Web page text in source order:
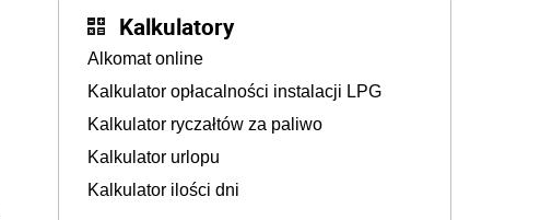
Kalkulatory
Alkomat online
Kalkulator opłacalności instalacji LPG
Kalkulator ryczałtów za paliwo
Kalkulator urlopu
Kalkulator ilości dni